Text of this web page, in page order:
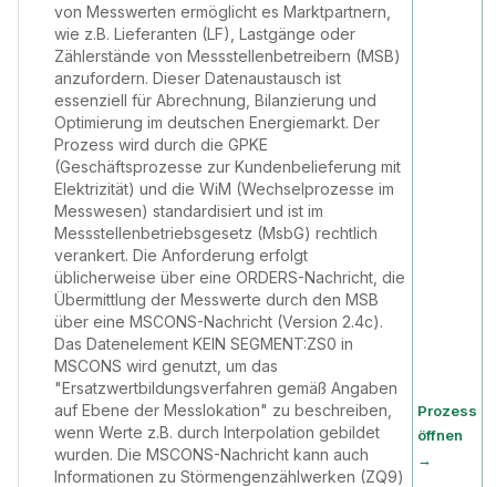
von Messwerten ermöglicht es Marktpartnern,
wie z.B. Lieferanten (LF), Lastgänge oder
Zählerstände von Messstellenbetreibern (MSB)
anzufordern. Dieser Datenaustausch ist
essenziell für Abrechnung, Bilanzierung und
Optimierung im deutschen Energiemarkt. Der
Prozess wird durch die GPKE
(Geschäftsprozesse zur Kundenbelieferung mit
Elektrizität) und die WiM (Wechselprozesse im
Messwesen) standardisiert und ist im
Messstellenbetriebsgesetz (MsbG) rechtlich
verankert. Die Anforderung erfolgt
üblicherweise über eine ORDERS-Nachricht, die
Übermittlung der Messwerte durch den MSB
über eine MSCONS-Nachricht (Version 2.4c).
Das Datenelement KEIN SEGMENT:ZS0 in
MSCONS wird genutzt, um das
"Ersatzwertbildungsverfahren gemäß Angaben
auf Ebene der Messlokation" zu beschreiben,
wenn Werte z.B. durch Interpolation gebildet
wurden. Die MSCONS-Nachricht kann auch
Informationen zu Störmengenzählwerken (ZQ9)
Prozess
öffnen
→